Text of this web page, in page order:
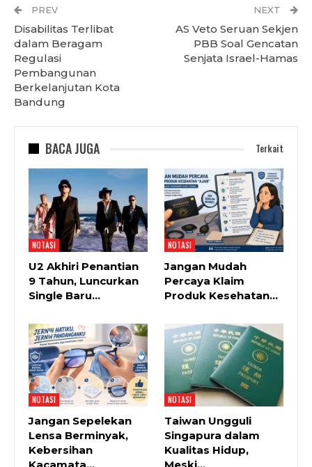
PREV
Disabilitas Terlibat
dalam Beragam
Regulasi
Pembangunan
Berkelanjutan Kota
Bandung
NEXT
AS Veto Seruan Sekjen
PBB Soal Gencatan
Senjata Israel-Hamas
BACA JUGA Terkait
NOTASI
U2 Akhiri Penantian
9 Tahun, Luncurkan
Single Baru…
NOTASI
Jangan Mudah
Percaya Klaim
Produk Kesehatan…
NOTASI
Jangan Sepelekan
Lensa Berminyak,
Kebersihan
NOTASI
Taiwan Ungguli
Singapura dalam
Kualitas Hidup,